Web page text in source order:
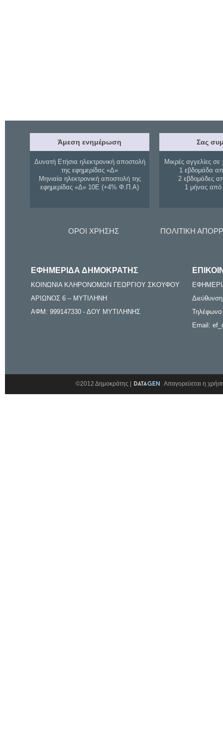
Άμεση ενημέρωση
Δυνατή Ετήσια ηλεκτρονική αποστολή
της εφημερίδας «Δ»
Μηνιαία ηλεκτρονική αποστολή της
εφημερίδας «Δ» 10Ε (+4% Φ.Π.Α)
Σας
Μικρές αγγελίες σε
1 εβδομάδα
2 εβδομάδες
1 μήνας
ΟΡΟΙ ΧΡΗΣΗΣ ΠΟΛΙΤΙΚΗ
ΕΦΗΜΕΡΙΔΑ ΔΗΜΟΚΡΑΤΗΣ
ΚΟΙΝΩΝΙΑ ΚΛΗΡΟΝΟΜΩΝ ΓΕΩΡΓΙΟΥ ΣΚΟΥΦΟΥ
ΑΡΙΩΝΟΣ 6 – ΜΥΤΙΛΗΝΗ
ΑΦΜ: 999147330 - ΔΟΥ ΜΥΤΙΛΗΝΗΣ
Email:
©2012 Δημοκράτης | Απαγορεύεται η